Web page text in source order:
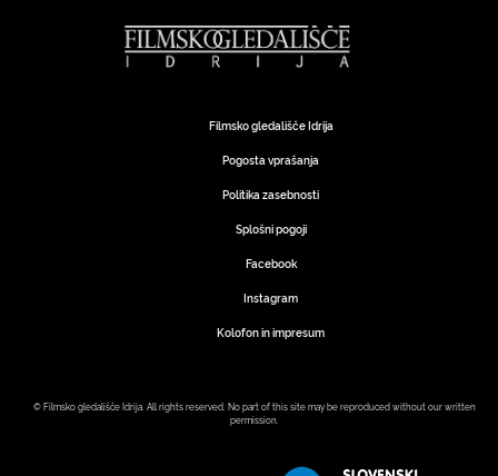
Filmsko gledališče Idrija
Pogosta vprašanja
Politika zasebnosti
Splošni pogoji
Facebook
Instagram
Kolofon in impresum
© Filmsko gledališče Idrija. All rights reserved. No part of this site may be reproduced without our written
permission.